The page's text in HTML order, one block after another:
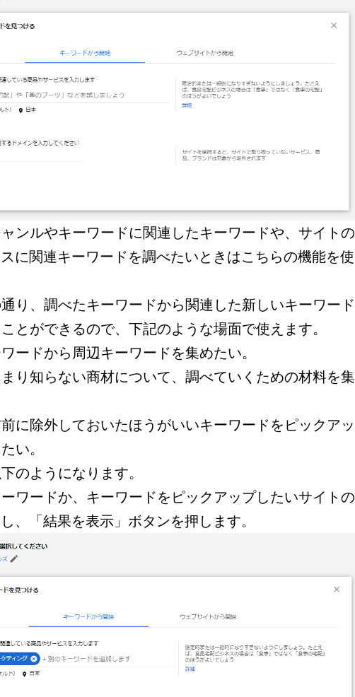
ンルやキーワードに関連したキーワードや、サイトの
に関連キーワードを調べたいときはこちらの機能を使
り、調べたキーワードから関連した新しいキーワード
とができるので、下記のような場面で使えます。
ワードから周辺キーワードを集めたい。
まり知らない商材について、調べていくための材料を集
前に除外しておいたほうがいいキーワードをピックアッ
い。
のようになります。
ワードか、キーワードをピックアップしたいサイトの
、「結果を表示」ボタンを押します。